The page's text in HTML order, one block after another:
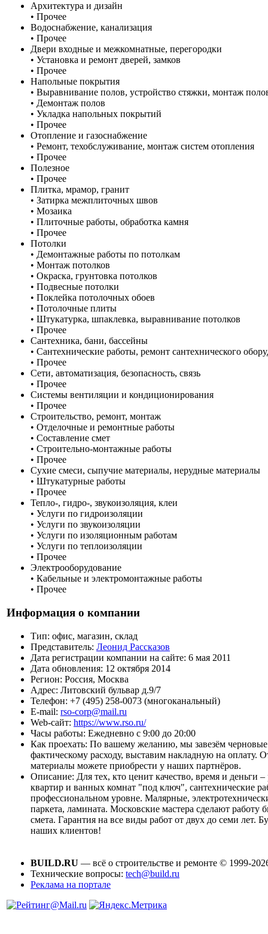
Архитектура и дизайн
• Прочее
Водоснабжение, канализация
• Прочее
Двери входные и межкомнатные, перегородки
• Установка и ремонт дверей, замков
• Прочее
Напольные покрытия
• Выравнивание полов, устройство стяжки, монтаж
• Демонтаж полов
• Укладка напольных покрытий
• Прочее
Отопление и газоснабжение
• Ремонт, техобслуживание, монтаж систем отопления
• Прочее
Полезное
• Прочее
Плитка, мрамор, гранит
• Затирка межплиточных швов
• Мозаика
• Плиточные работы, обработка камня
• Прочее
Потолки
• Демонтажные работы по потолкам
• Монтаж потолков
• Окраска, грунтовка потолков
• Подвесные потолки
• Поклейка потолочных обоев
• Потолочные плиты
• Штукатурка, шпаклевка, выравнивание потолков
• Прочее
Сантехника, бани, бассейны
• Сантехнические работы, ремонт сантехнического
• Прочее
Сети, автоматизация, безопасность, связь
• Прочее
Системы вентиляции и кондиционирования
• Прочее
Строительство, ремонт, монтаж
• Отделочные и ремонтные работы
• Составление смет
• Строительно-монтажные работы
• Прочее
Сухие смеси, сыпучие материалы, нерудные материалы
• Штукатурные работы
• Прочее
Тепло-, гидро-, звукоизоляция, клеи
• Услуги по гидроизоляции
• Услуги по звукоизоляции
• Услуги по изоляционным работам
• Услуги по теплоизоляции
• Прочее
Электрооборудование
• Кабельные и электромонтажные работы
• Прочее
Информация о компании
Тип: офис, магазин, склад
Представитель: Леонид Рассказов
Дата регистрации компании на сайте: 6 мая 2011
Дата обновления: 12 октября 2014
Регион: Россия, Москва
Адрес: Литовский бульвар д.9/7
Телефон: +7 (495) 258-0073 (многоканальный)
E-mail: rso-corp@mail.ru
Web-сайт: https://www.rso.ru/
Часы работы: Ежедневно с 9:00 до 20:00
Как проехать: По вашему желанию, мы завезём
фактическому расходу, выставим накладную на оплату.
материалы можете приобрести у наших партнёров.
Описание: Для тех, кто ценит качество, время и деньги
квартир и ванных комнат "под ключ", сантехнические
профессиональном уровне. Малярные,
паркета, ламината. Московские мастера сделают работу
смета. Гарантия на все виды работ от двух до семи лет.
наших клиентов!
BUILD.RU — всё о строительстве и ремонте © 1999-
Технические вопросы: tech@build.ru
Реклама на портале